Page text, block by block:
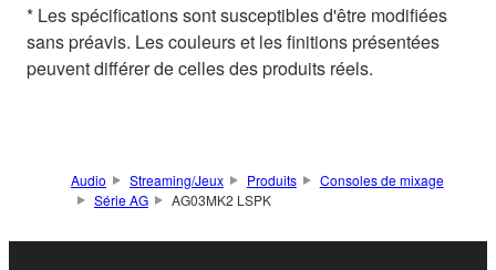
* Les spécifications sont susceptibles d'être modifiées
sans préavis. Les couleurs et les finitions présentées
peuvent différer de celles des produits réels.
Audio Streaming/Jeux Produits
Consoles de mixage
Série AG
AG03MK2 LSPK